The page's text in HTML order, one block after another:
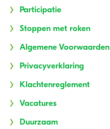
Participatie
Stoppen met roken
Algemene Voorwaarden
Privacyverklaring
Klachtenreglement
Vacatures
Duurzaam